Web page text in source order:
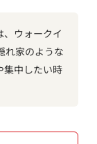
、ウォークイ
れ家のような
集中したい時